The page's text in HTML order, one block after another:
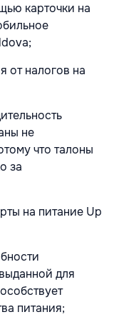
карточки на
от налогов на
не
что талоны
за
на питание Up
для
питания;